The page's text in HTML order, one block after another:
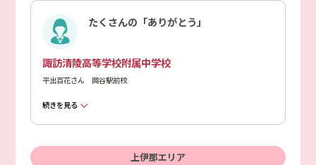
たくさんの「ありがとう」
諏訪清陵高等学校附属中学校
平出百花さん 岡谷駅前校
続きを見る
上伊那エリア